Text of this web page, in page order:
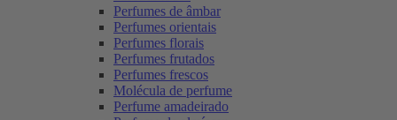
Perfumes de âmbar
Perfumes orientais
Perfumes florais
Perfumes frutados
Perfumes frescos
Molécula de perfume
Perfume amadeirado